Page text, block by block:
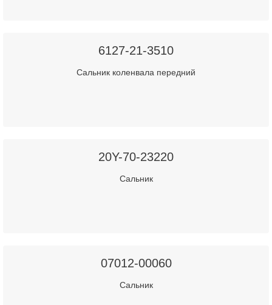
6127-21-3510
Сальник коленвала передний
20Y-70-23220
Сальник
07012-00060
Сальник